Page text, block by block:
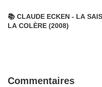
📚 CLAUDE ECKEN - LA
LA COLÈRE (2008)
Commentaires